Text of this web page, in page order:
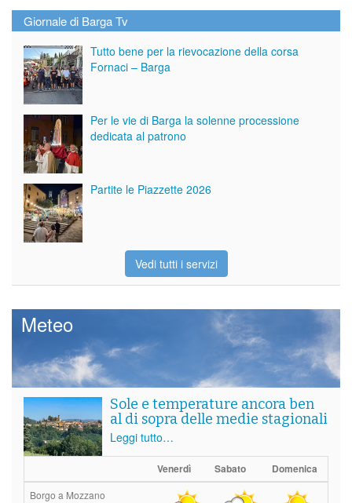
Giornale di Barga Tv
Tutto bene per la rievocazione della corsa
Fornaci – Barga
Per le vie di Barga la solenne processione
dedicata al patrono
Partite le Piazzette 2026
Vedi tutti i servizi
Meteo
Sole e temperature ancora ben
al di sopra delle medie stagionali
Leggi tutto…
Venerdì Sabato Domenica
Borgo a Mozzano